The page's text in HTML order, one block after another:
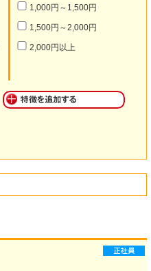
1,000円～1,500円
1,500円～2,000円
2,000円以上